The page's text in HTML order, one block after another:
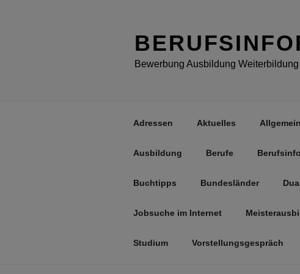
Bewerbung Ausbildung
Adressen Aktuelles Allgemein
Ausbildung Berufe
Buchtipps Bundesländer
Jobsuche im Internet
Studium Vorstellungsgespräch